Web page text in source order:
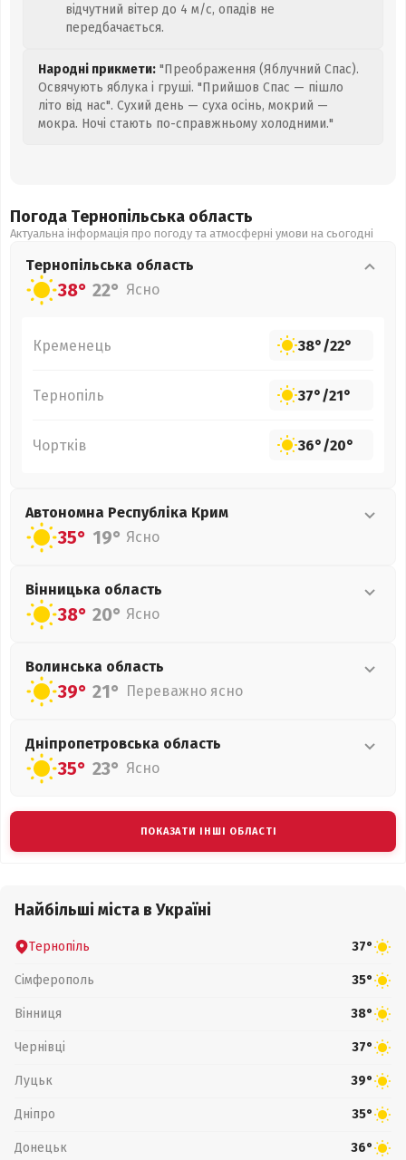
відчутний вітер до 4 м/с, опадів не
передбачається.
Народні прикмети: "Преображення (Яблучний Спас).
Освячують яблука і груші. "Прийшов Спас — пішло
літо від нас". Сухий день — суха осінь, мокрий —
мокра. Ночі стають по-справжньому холодними."
Погода Тернопільська область
Актуальна інформація про погоду та атмосферні умови на сьогодні
Тернопільська область
38° 22° Ясно
Кременець 38°/22°
Тернопіль 37°/21°
Чортків 36°/20°
Автономна Республіка Крим
35° 19° Ясно
Вінницька область
38° 20° Ясно
Волинська область
39° 21° Переважно ясно
Дніпропетровська область
35° 23° Ясно
ПОКАЗАТИ ІНШІ ОБЛАСТІ
Найбільші міста в Україні
Тернопіль 37°
Сімферополь 35°
Вінниця 38°
Чернівці 37°
Луцьк 39°
Дніпро 35°
Донецьк 36°